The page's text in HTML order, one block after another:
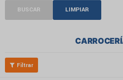
BUSCAR LIMPIAR